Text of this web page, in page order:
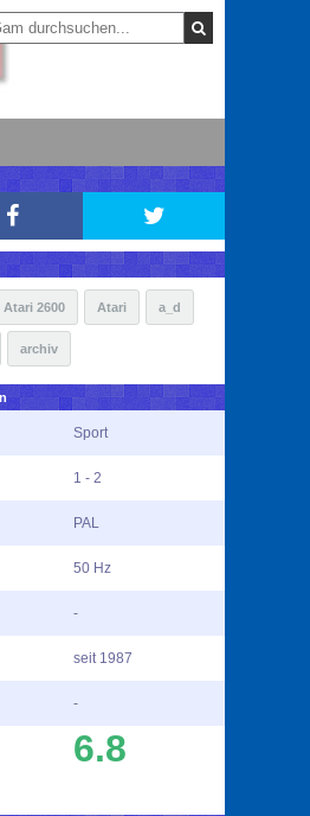
Atari 2600 Atari a_d
archiv
Sport
1 - 2
PAL
50 Hz
-
seit 1987
-
6.8